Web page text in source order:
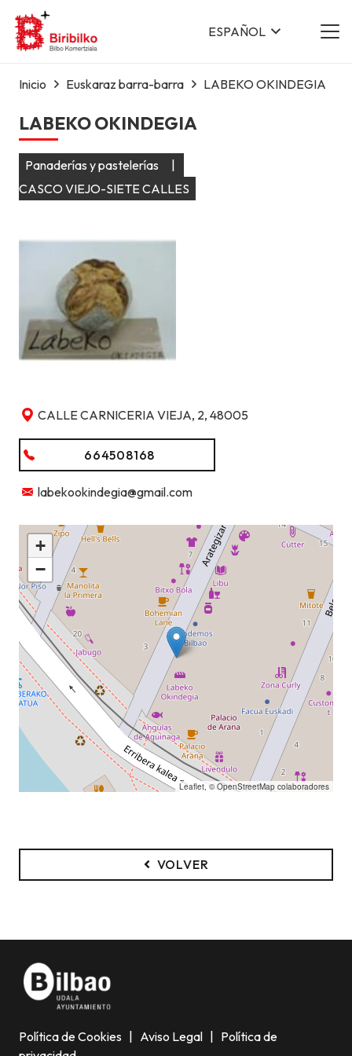
ESPAÑOL
Inicio Euskaraz barra-barra LABEKO OKINDEGIA
LABEKO OKINDEGIA
Panaderías y pastelerías
|
CASCO VIEJO-SIETE CALLES
CALLE CARNICERIA VIEJA, 2, 48005
664508168
labekookindegia@gmail.com
+
−
Leaflet , © OpenStreetMap colaboradores
VOLVER
Política de Cookies Aviso Legal
Política de